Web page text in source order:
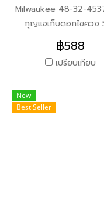
1,700 RPM อัตรากร
สูงสุด 25,500 BPM หัว
Brushless ขนาดเล็ก ใช้
พื้นที่แคบได้ดี -ไขควงกระ
170 Nm ความเร็วรอบสู
0–3,600 RPM อัตรากร
Milwaukee 48-32-
กุญแจเก็บดอกไขควง
คุณสมบัติ -ผลิตจากวัสดุเ
อร์จ (Forged Steel) เ
พรีเมียม ให้โครงสร้างที่แ
ยาวนาน -การออกแบบมุ่งเ
ผู้ใช้งานสามารถพกพาติด
฿588
เปรียบเทียบ
New
Best Seller